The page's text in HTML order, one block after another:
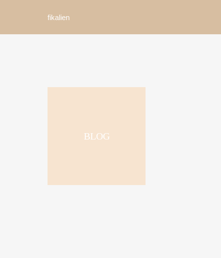
fikalien
BLOG